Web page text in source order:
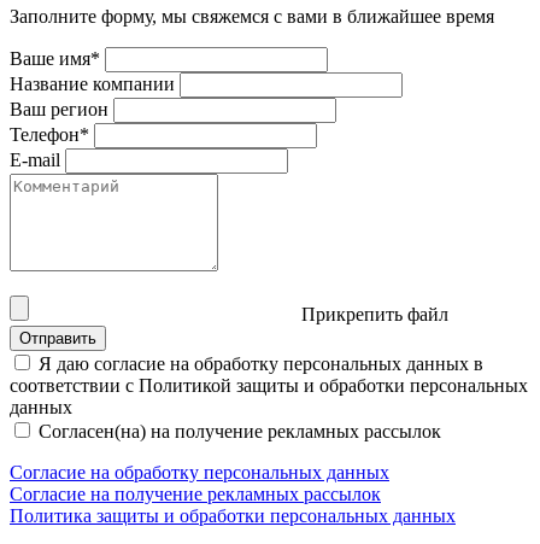
Заполните форму, мы свяжемся с вами в ближайшее время
Ваше имя*
Название компании
Ваш регион
Телефон*
E-mail
Прикрепить файл
Отправить
Я даю согласие на обработку персональных данных в
соответствии с Политикой защиты и обработки персональных
данных
Согласен(на) на получение рекламных рассылок
Согласие на обработку персональных данных
Согласие на получение рекламных рассылок
Политика защиты и обработки персональных данных